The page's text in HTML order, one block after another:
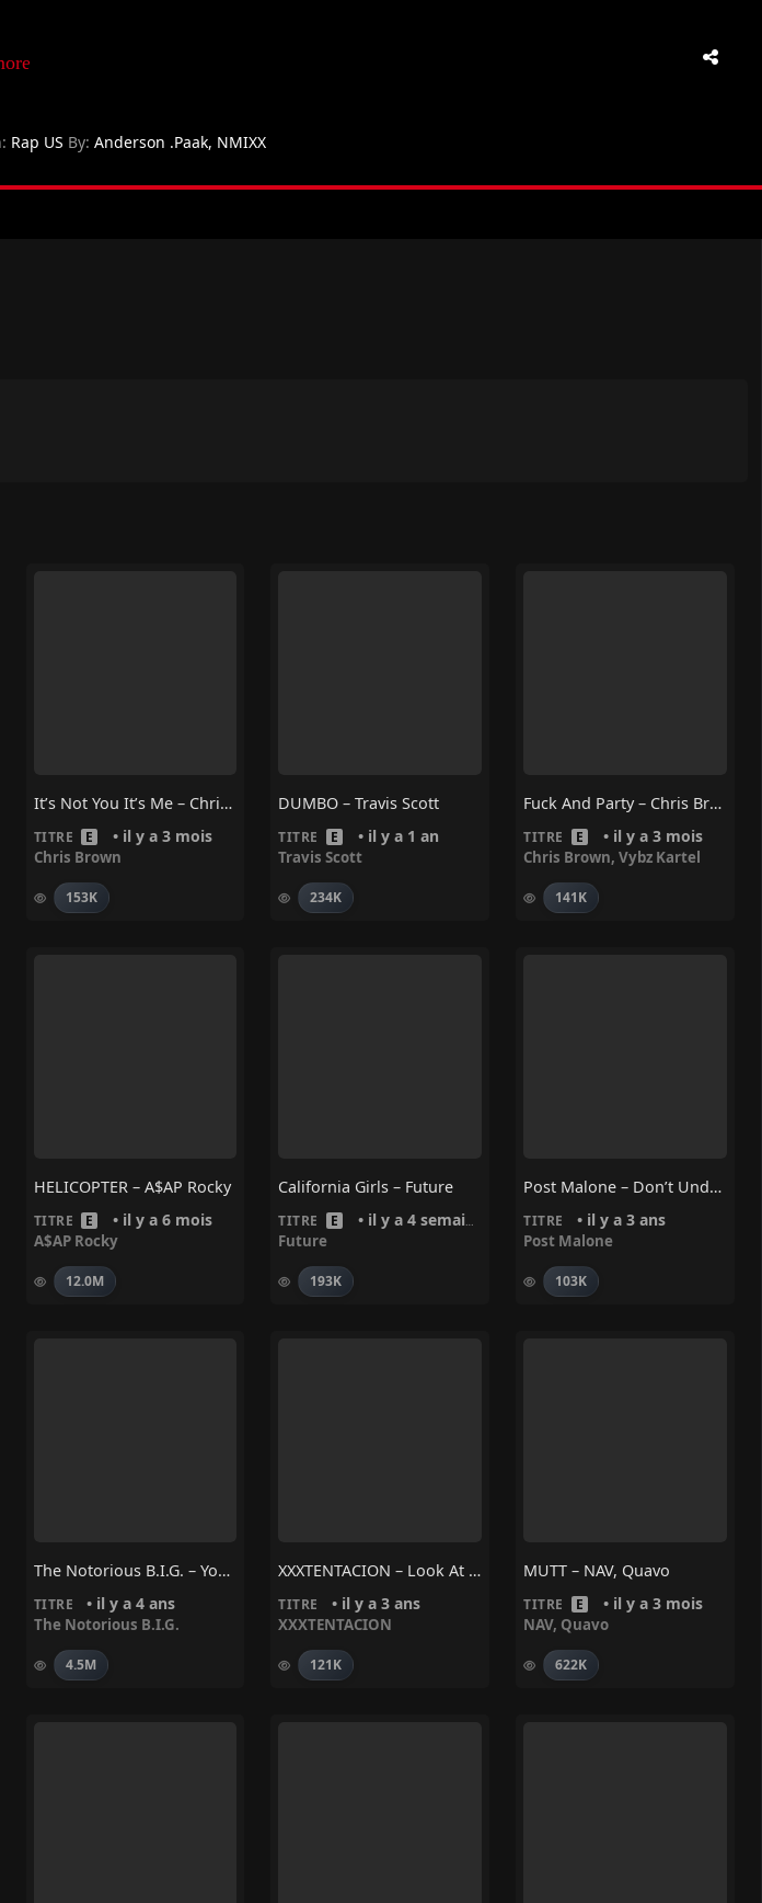
Rap US By: Anderson .Paak, NMIXX
It’s Not You It’s Me – Chris Brown
TITRE E • il y a 3 mois
Chris Brown
153K
DUMBO – Travis Scott
TITRE E • il y a 1 an
Travis Scott
234K
Fuck And Party – Chris Brown, Vybz Kartel
TITRE E • il y a 3 mois
Chris Brown,Vybz Kartel
141K
HELICOPTER – A$AP Rocky
TITRE E • il y a 6 mois
A$AP Rocky
12.0M
California Girls – Future
TITRE E • il y a 4 semaines
Future
193K
Post Malone – Don’t Understand
TITRE • il y a 3 ans
Post Malone
103K
The Notorious B.I.G. – You’re Nobody (Til Somebody Kills You)
TITRE • il y a 4 ans
The Notorious B.I.G.
4.5M
XXXTENTACION – Look At Me!
TITRE • il y a 3 ans
XXXTENTACION
121K
MUTT – NAV, Quavo
TITRE E • il y a 3 mois
NAV, Quavo
622K